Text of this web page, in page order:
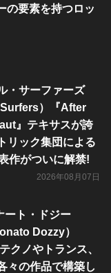
の要素を持つロッ
・サーファーズ
Surfers）『After
』テキサスが誇
リック集団による
作がついに解禁!
2026年08月07日
ート・ドジー
Dozzy）
クノやトランス、
々の作品で構築し